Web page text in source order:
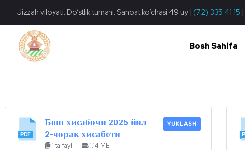
Jizzah viloyati. Do’stlik tumani. Sanoat ko’chasi 49 uy | (72) 335 41 15 |
Bosh Sahifa
Бош хисабочи 2025 йил
2-чорак хисаботи
1 ta fayl 1.14 MB
YUKLASH